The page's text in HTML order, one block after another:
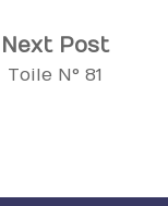
Next PostNext
Toile N° 81